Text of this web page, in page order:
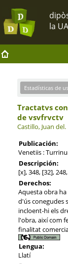
Estadísticas de
Tractatvs
de vsvfrvctv
Castillo, Juan del.
Publicación:
Venetiis :
Descripción:
[x], 348, [32],
Derechos:
Aquesta obra
d'ús conegudes
incloent-hi els
l'obra, així com
finalitat
Lengua:
Llatí